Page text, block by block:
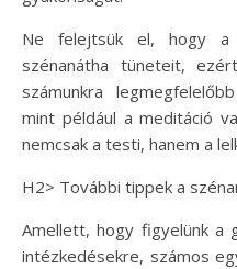
Ne felejtsük el, hogy a
szénanátha tüneteit,
számunkra
mint például a meditáció
nemcsak a testi, hanem a
H2> További tippek a
Amellett, hogy figyelünk a
intézkedésekre, számos